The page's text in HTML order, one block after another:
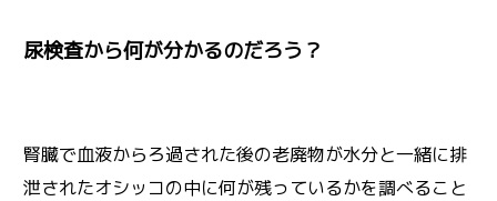
尿検査から何が分かるのだろう？
腎臓で血液からろ過された後の老廃物が水分と一緒に排
泄されたオシッコの中に何が残っているかを調べること